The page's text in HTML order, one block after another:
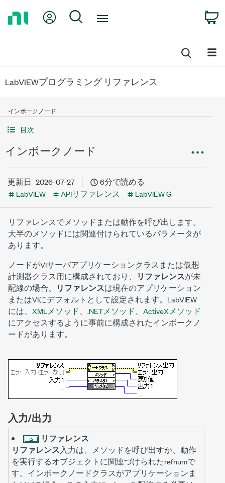
My Account
Search
LabVIEWプログラミング リファレンス
インボークノード
目次
インボークノード
更新日 2026-07-27
6分で読める
LabVIEW
APIリファレンス LabVIEW G
リファレンスでメソッドまたは動作を呼び出します。
大半のメソッドには関連付けられているパラメータが
あります。
ノードがVIサーバアプリケーションクラスまたは仮想
計測器クラス用に構成されており、
リファレンスが未
配線の場合、
リファレンスは現在のアプリケーション
またはVIにデフォルトとして設定されます。LabVIEW
には、 XMLメソッド .NETメソッド
ActiveXメソッド
にアクセスするように事前に構成されたインボークノ
ードがあります。
入力/出力
リファレンス —
リファレンス入力は、メソッドを呼び出すか、動作
を実行するオブジェクトに関連づけられたrefnumで
す。インボークノードクラスがアプリケーションま